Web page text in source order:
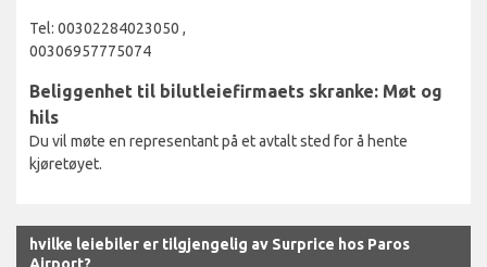
Tel: 00302284023050 ,
00306957775074
Beliggenhet til bilutleiefirmaets skranke: Møt og
hils
Du vil møte en representant på et avtalt sted for å hente
kjøretøyet.
hvilke leiebiler er tilgjengelig av Surprice hos Paros
Airport?